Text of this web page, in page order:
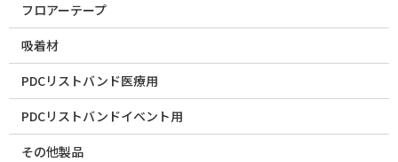
フロアーテープ
吸着材
PDCリストバンド医療用
PDCリストバンドイベント用
その他製品